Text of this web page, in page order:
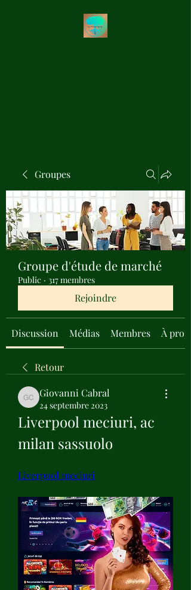
Groupes
Groupe d'étude de marché
Public · 317 membres
Rejoindre
Discussion Médias Membres À
Retour
Giovanni Cabral
Giovanni Cabral
24 septembre 2023
Liverpool meciuri, ac
milan sassuolo
Liverpool meciuri